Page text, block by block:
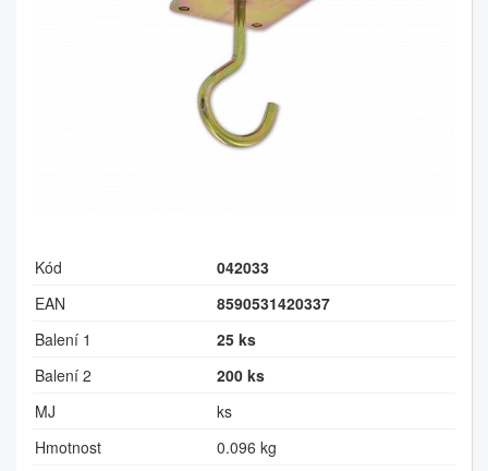
Kód
042033
EAN
8590531420337
Balení 1
25 ks
Balení 2
200 ks
MJ
ks
Hmotnost
0.096 kg